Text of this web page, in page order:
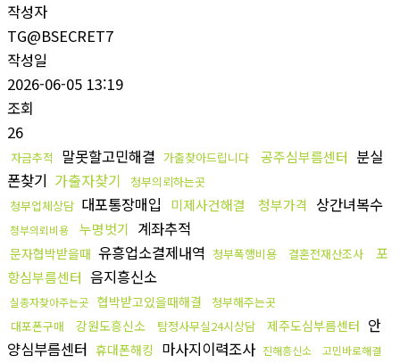
작성자
TG@BSECRET7
작성일
2026-06-05 13:19
조회
26
자금추적 말못할고민해결 가출찾아드립니다 공주심부름센터 분실
폰찾기 가출자찾기
청부의뢰하는곳
청부업체상담 대포통장매입 미제사건해결 청부가격 상간녀복수
청부의뢰비용 누명벗기 계좌추적
문자협박받을때 유흥업소결제내역 청부폭행비용 결혼전재산조사
포
항심부름센터 음지흥신소
실종자찾아주는곳 협박받고있을때해결
청부해주는곳
대포폰구매
강원도흥신소 탐정사무실24시상담 제주도심부름센터 안
양심부름센터 휴대폰해킹 마사지이력조사 진해흥신소 고민바로해결